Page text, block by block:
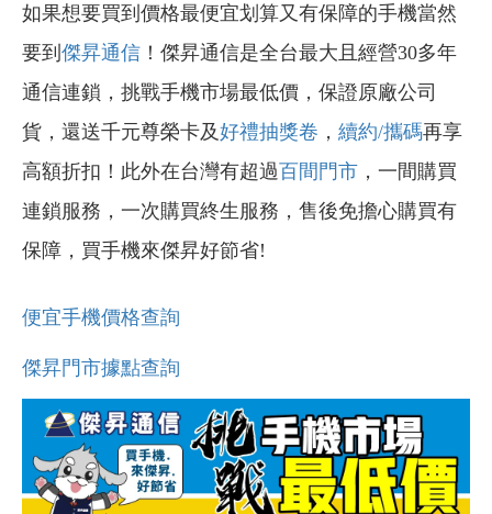
如果想要買到價格最便宜划算又有保障的手機當然
要到 傑昇通信 ！傑昇通信是全台最大且經營30多年
通信連鎖，挑戰手機市場最低價，保證原廠公司
貨，還送千元尊榮卡及好禮抽獎卷 ， 續約/攜碼再享
高額折扣！此外在台灣有超過百間門市 ，一間購買
連鎖服務，一次購買終生服務，售後免擔心購買有
保障，買手機來傑昇好節省!
便宜手機價格查詢
傑昇門市據點查詢